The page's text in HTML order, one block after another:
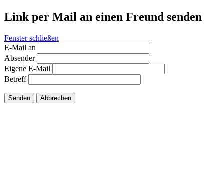
Link per Mail an einen Freund senden
Fenster schließen
E-Mail an
Absender
Eigene E-Mail
Betreff
Senden Abbrechen